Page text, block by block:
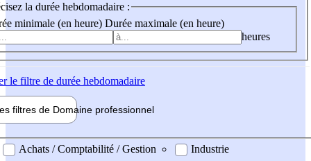
la durée hebdomadaire :
minimale (en heure) Durée maximale (en heure)
heures
le filtre de durée hebdomadaire
filtres de Domaine professionnel
professionel
Achats / Comptabilité / Gestion
Industrie